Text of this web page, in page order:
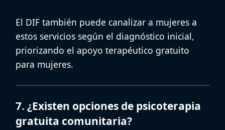
El DIF también puede canalizar a mujeres a
estos servicios según el diagnóstico inicial,
priorizando el apoyo terapéutico gratuito
para mujeres.
7. ¿Existen opciones de psicoterapia
gratuita comunitaria?